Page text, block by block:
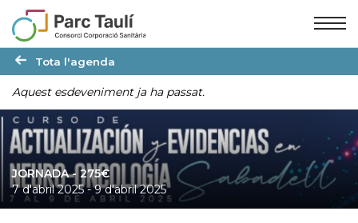
Skip
to
Content
Skip
to
navigation
Tota l'agenda
Aquest esdeveniment ja ha passat.
7 d'abril 2025-9 d'abril 2025
JORNADA- 275€